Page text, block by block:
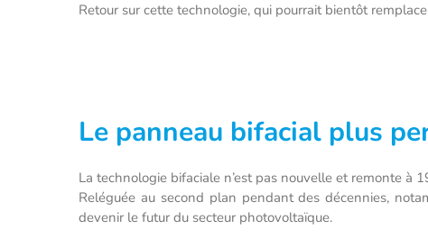
Retour sur cette technologie, qui pourrait bientôt
Le panneau bifacial plus
La technologie bifaciale n’est pas nouvelle et remonte à
Reléguée au second plan pendant des décennies,
devenir le futur du secteur photovoltaïque.